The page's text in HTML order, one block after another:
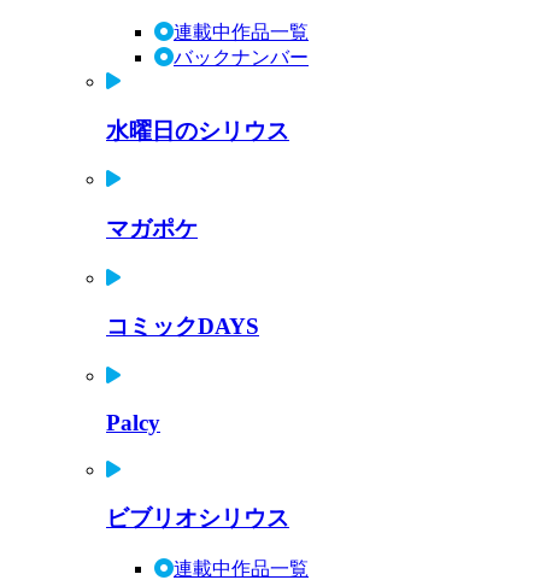
連載中作品一覧
バックナンバー
水曜日のシリウス
マガポケ
コミックDAYS
Palcy
ビブリオシリウス
連載中作品一覧